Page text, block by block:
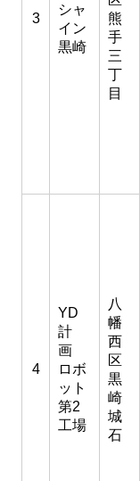
3
シャ
イン
黒崎
熊
手
三
丁
目
4
YD
計
画
ロボ
ット
第2
工場
八
幡
西
区
黒
崎
城
石